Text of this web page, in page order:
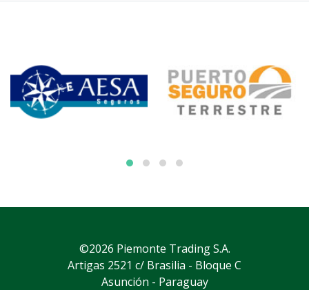
©2026 Piemonte Trading S.A.
Artigas 2521 c/ Brasilia - Bloque C
Asunción - Paraguay